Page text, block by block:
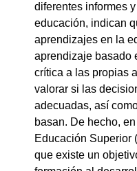
diferentes informes
educación, indican
aprendizajes en la
aprendizaje basado
crítica a las propias
valorar si las
adecuadas, así
basan. De hecho,
Educación Superior
que existe un